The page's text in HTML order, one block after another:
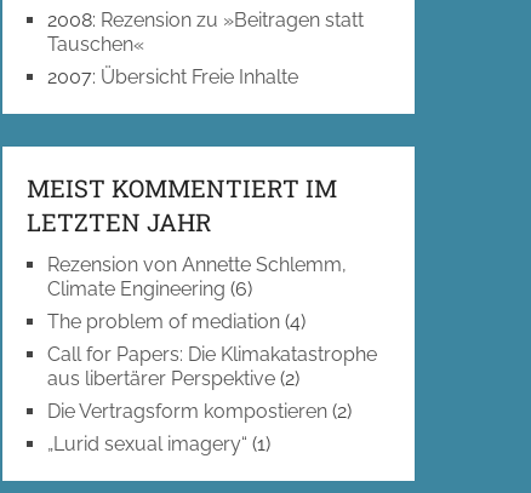
2008: Rezension zu »Beitragen statt
Tauschen«
2007: Übersicht Freie Inhalte
MEIST KOMMENTIERT IM
LETZTEN JAHR
Rezension von Annette Schlemm,
Climate Engineering (6)
The problem of mediation (4)
Call for Papers: Die Klimakatastrophe
aus libertärer Perspektive (2)
Die Vertragsform kompostieren (2)
„Lurid sexual imagery“ (1)